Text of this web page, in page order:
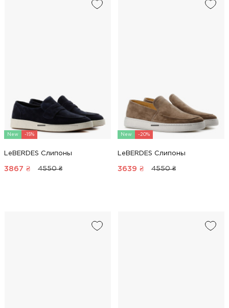
New -15%
LeBERDES Слипоны
3867 ₴ 4550 ₴
New -20%
LeBERDES Слипоны
3639 ₴ 4550 ₴